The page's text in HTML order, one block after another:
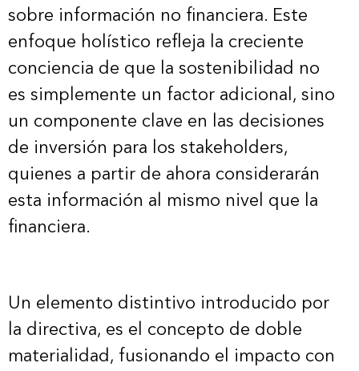
sobre información no financiera. Este
enfoque holístico refleja la creciente
conciencia de que la sostenibilidad no
es simplemente un factor adicional, sino
un componente clave en las decisiones
de inversión para los stakeholders,
quienes a partir de ahora considerarán
esta información al mismo nivel que la
financiera.
Un elemento distintivo introducido por
la directiva, es el concepto de doble
materialidad, fusionando el impacto con